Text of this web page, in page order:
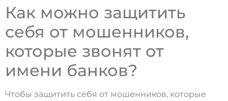
Как можно защитить
себя от мошенников,
которые звонят от
имени банков?
Чтобы защитить себя от мошенников, которые